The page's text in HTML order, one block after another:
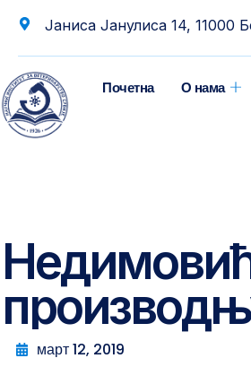
Јаниса Јанулиса 14, 11000
Почетна О нама
март 12, 2019